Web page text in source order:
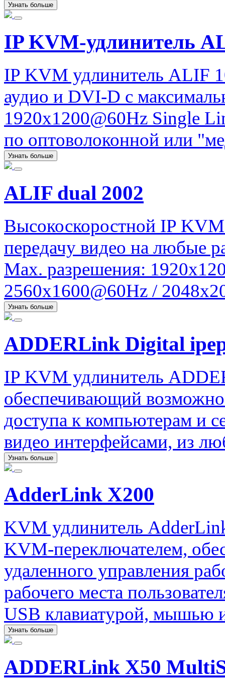
Узнать больше
IP KVM-удлинитель
IP KVM удлинитель ALIF
аудио и DVI-D с
1920x1200@60Hz Single
по оптоволоконной или
Узнать больше
ALIF dual 2002
Высокоскоростной IP
передачу видео на любые
Max. разрешения:
2560x1600@60Hz /
Узнать больше
ADDERLink Digital
IP KVM удлинитель
обеспечивающий
доступа к компьютерам и
видео интерфейсами, из
Узнать больше
AdderLink X200
KVM удлинитель
KVM-переключателем,
удаленного управления
рабочего места
USB клавиатурой, мышью
Узнать больше
ADDERLink X50